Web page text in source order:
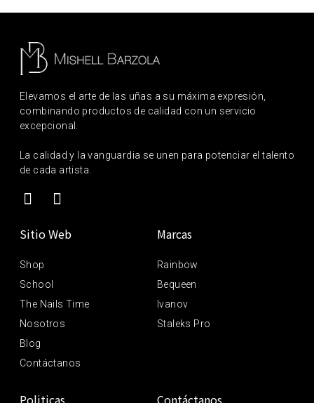
Elevamos el arte de las uñas a su máxima expresión,
combinando productos de calidad con un servicio
excepcional.
La calidad y la vanguardia se unen para potenciar el talento
de cada artista.
Sitio Web
Shop
School
The Nails Time
Nosotros
Blog
Contáctanos
Marcas
Rainbow
Bequeen
Ivanov
Staleks Pro
Politicas Contáctanos